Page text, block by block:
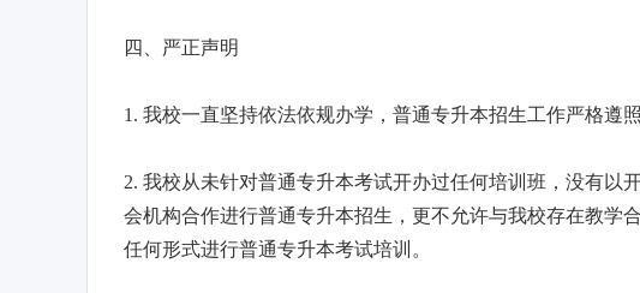
四、严正声明
1. 我校一直坚持依法依规办学，普通专升本招生工作严格遵
2. 我校从未针对普通专升本考试开办过任何培训班，没有以
会机构合作进行普通专升本招生，更不允许与我校存在教学
任何形式进行普通专升本考试培训。